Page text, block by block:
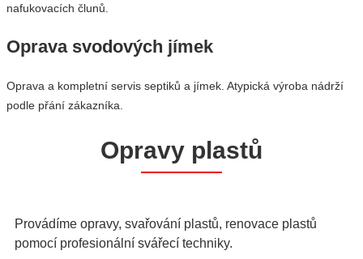
nafukovacích člunů.
Oprava svodových jímek
Oprava a kompletní servis septiků a jímek. Atypická výroba nádrží
podle přání zákazníka.
Opravy plastů
Provádíme opravy, svařování plastů, renovace plastů
pomocí profesionální svářecí techniky.